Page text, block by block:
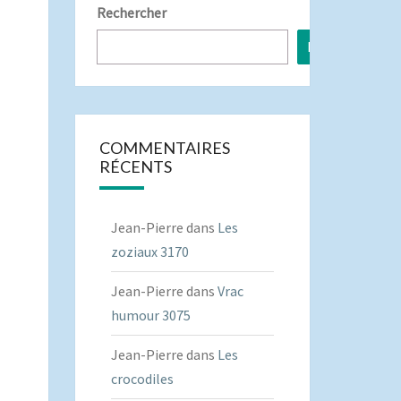
Rechercher
Rechercher
COMMENTAIRES
RÉCENTS
Jean-Pierre dans Les
zoziaux 3170
Jean-Pierre dans Vrac
humour 3075
Jean-Pierre dans Les
crocodiles